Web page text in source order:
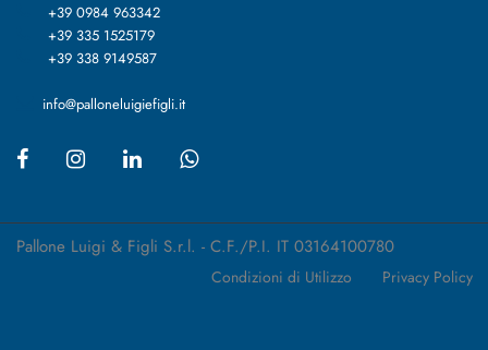
+39 0984 963342
+39 335 1525179
+39 338 9149587
info@palloneluigiefigli.it
Pallone Luigi & Figli S.r.l. - C.F./P.I. IT 03164100780
Condizioni di Utilizzo Privacy Policy